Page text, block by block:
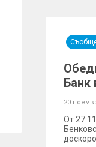
Банк
20
Oт